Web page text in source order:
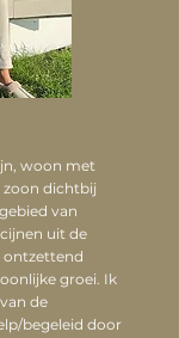
woon met
zoon dichtbij
van
uit de
ontzettend
groei. Ik
de
begeleid door